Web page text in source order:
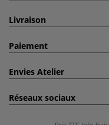
Livraison
Paiement
Envies Atelier
Réseaux sociaux